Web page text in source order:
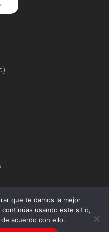
OPTIMAS
que te damos la mejor
usando este sitio,
acuerdo con ello.